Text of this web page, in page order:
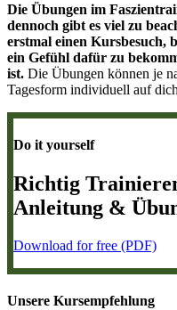
Die Übungen im
dennoch gibt es viel zu
erstmal einen Kursbesuch,
ein Gefühl dafür zu
ist. Die Übungen können je
Tagesform individuell auf
Do it yourself
Richtig
Anleitung &
Download for free (PDF)
Unsere Kursempfehlung